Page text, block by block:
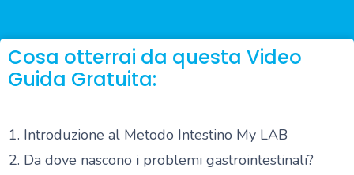
Cosa otterrai da questa Video
Guida Gratuita:
Introduzione al Metodo Intestino My LAB
Da dove nascono i problemi gastrointestinali?